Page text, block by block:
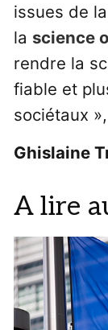
issues de
la science
rendre la
fiable et
sociétaux
Ghislaine
A lire